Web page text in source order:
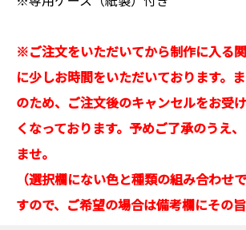
※ご注文をいただいてから制作に入る
に少しお時間をいただいております。
のため、ご注文後のキャンセルをお受
くなっております。予めご了承のうえ
ませ。
（選択欄にない色と種類の組み合わせ
すので、ご希望の場合は備考欄にその旨